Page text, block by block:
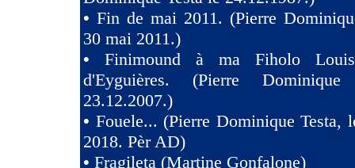
• Fin de mai 2011. (Pierre
30 mai 2011.)
• Finimound à ma Fiholo
d'Eyguières. (Pierre
23.12.2007.)
• Fouele... (Pierre Dominique Testa,
2018. Pèr AD)
• Fragileta (Martine Gonfalone)